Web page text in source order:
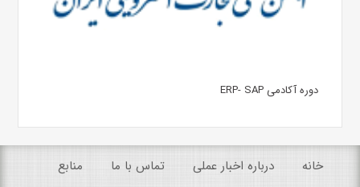
دوره آکادمی ERP- SAP
خانه درباره اخبار عملی تماس با ما منابع